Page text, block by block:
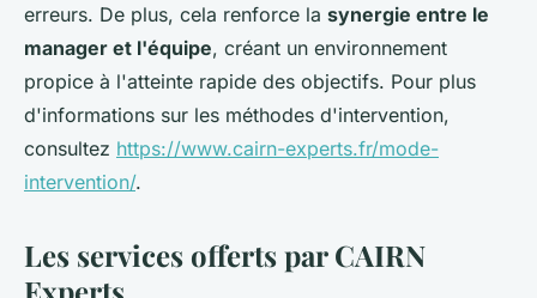
erreurs. De plus, cela renforce la synergie entre le
manager et l'équipe, créant un environnement
propice à l'atteinte rapide des objectifs. Pour plus
d'informations sur les méthodes d'intervention,
consultez https://www.cairn-experts.fr/mode-
intervention/.
Les services offerts par CAIRN